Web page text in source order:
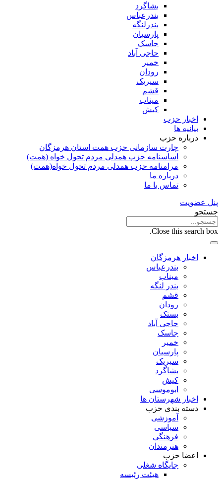
بشاگرد
بندرعباس
بندرلنگه
پارسیان
جاسک
حاجی آباد
خمیر
رودان
سیریک
قشم
میناب
کیش
اخبار حزب
بیانیه ها
درباره حزب
چارت سازمانی حزب همت استان هرمزگان
اساسنامه حزب همدلی مردم تحول خواه (همت)
مرامنامه حزب همدلی مردم تحول خواه(همت)
درباره ما
تماس با ما
پنل عضویت
جستجو
Close this search box.
اخبار هرمزگان
بندرعباس
میناب
بندر لنگه
قشم
رودان
بستک
حاجی آباد
جاسک
خمیر
پارسیان
سیریک
بشاگرد
کیش
ابوموسی
اخبار شهرستان ها
دسته بندی حزب
آموزشی
سیاسی
فرهنگی
هنرمندان
اعضا حزب
جایگاه شغلی
هیئت رئیسه